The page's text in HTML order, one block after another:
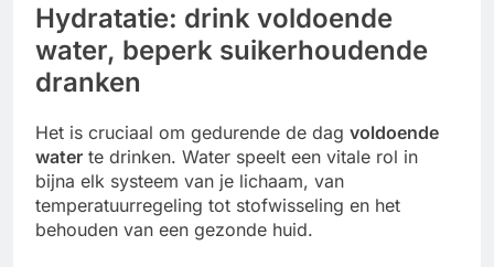
Hydratatie: drink voldoende
water, beperk suikerhoudende
dranken
Het is cruciaal om gedurende de dag voldoende
water te drinken. Water speelt een vitale rol in
bijna elk systeem van je lichaam, van
temperatuurregeling tot stofwisseling en het
behouden van een gezonde huid.